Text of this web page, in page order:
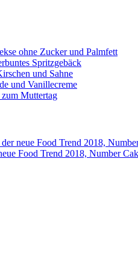
ohne Zucker und Palmfett
Spritzgebäck
und Sahne
und Vanillecreme
Muttertag
neue Food Trend 2018,
Food Trend 2018, Number